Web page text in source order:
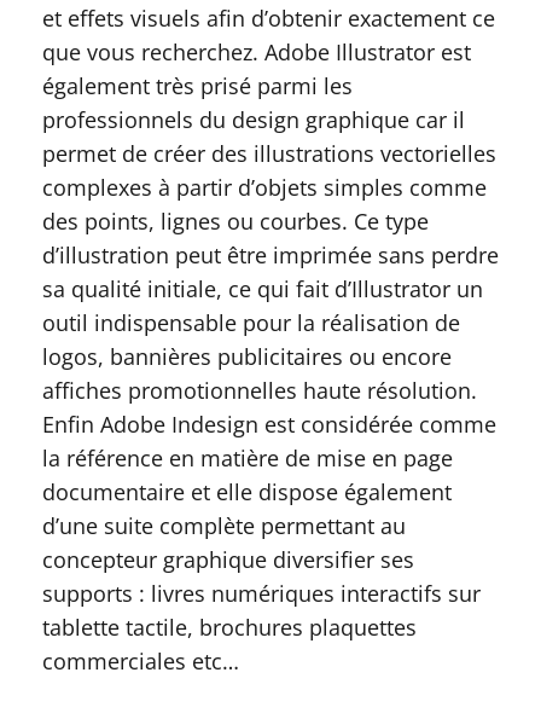
et effets visuels afin d’obtenir exactement ce
que vous recherchez. Adobe Illustrator est
également très prisé parmi les
professionnels du design graphique car il
permet de créer des illustrations vectorielles
complexes à partir d’objets simples comme
des points, lignes ou courbes. Ce type
d’illustration peut être imprimée sans perdre
sa qualité initiale, ce qui fait d’Illustrator un
outil indispensable pour la réalisation de
logos, bannières publicitaires ou encore
affiches promotionnelles haute résolution.
Enfin Adobe Indesign est considérée comme
la référence en matière de mise en page
documentaire et elle dispose également
d’une suite complète permettant au
concepteur graphique diversifier ses
supports : livres numériques interactifs sur
tablette tactile, brochures plaquettes
commerciales etc…